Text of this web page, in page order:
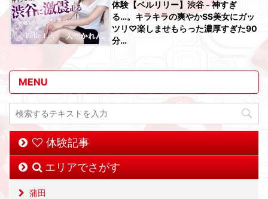
体験【ベルリリー】渋谷 - 神すぎ
る…。キラキラの爽やかSS美女にガッ
ツリ♡楽しませもらった濃厚すぎた90
分…
MENU
体験記事
エリアでさがす
蒲田